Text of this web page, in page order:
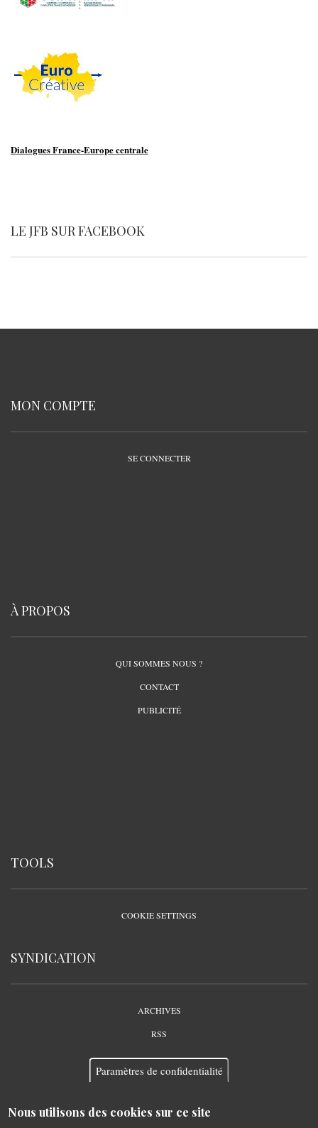
Dialogues France-Europe centrale
LE JFB SUR FACEBOOK
MON COMPTE
SE CONNECTER
À PROPOS
QUI SOMMES NOUS ?
CONTACT
PUBLICITÉ
TOOLS
COOKIE SETTINGS
SYNDICATION
ARCHIVES
RSS
Paramètres de confidentialité
Nous utilisons des cookies sur ce site